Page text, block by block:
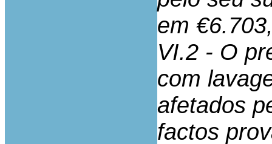
em
VI.2 - O
com
afetados
factos